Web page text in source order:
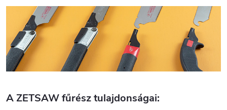
A ZETSAW fűrész tulajdonságai: